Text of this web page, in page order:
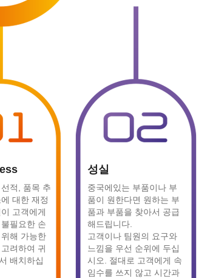
적, 품목 추
대한 재정
고객에게
필요한 손
해 가능한
려하여 귀
배치하십
성실
중국에있는 부품이나 부
품이 원한다면 원하는 부
품과 부품을 찾아서 공급
해드립니다.
고객이나 팀원의 요구와
느낌을 우선 순위에 두십
시오. 절대로 고객에게 속
임수를 쓰지 않고 시간과